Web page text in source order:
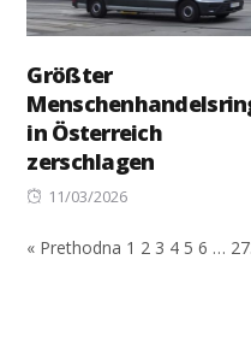
Größter
in Österreich
zerschlagen
Posted
11/03/2026
« Prethodna 1 2 3 4 5 6 …